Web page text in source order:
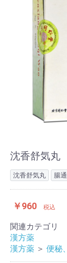
沈香舒気丸
沈香舒気丸 腸
￥960 税込
関連カテゴリ
漢方薬
漢方薬 ＞ 便秘